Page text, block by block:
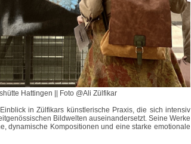
Hattingen || Foto @Ali Zülfikar
in Zülfikars künstlerische Praxis, die sich intensiv
Bildwelten auseinandersetzt. Seine Werke
dynamische Kompositionen und eine starke emotionale